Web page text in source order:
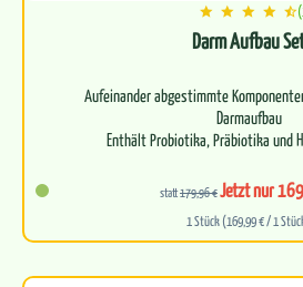
Darm Aufbau
Aufeinander abgestimmte
Darmaufbau
Enthält Probiotika, Präbiotika und
statt179,96 €Jetzt nur
1 Stück (169,99 € / 1